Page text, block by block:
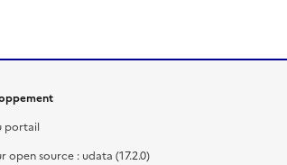
portail
open source : udata (17.2.0)